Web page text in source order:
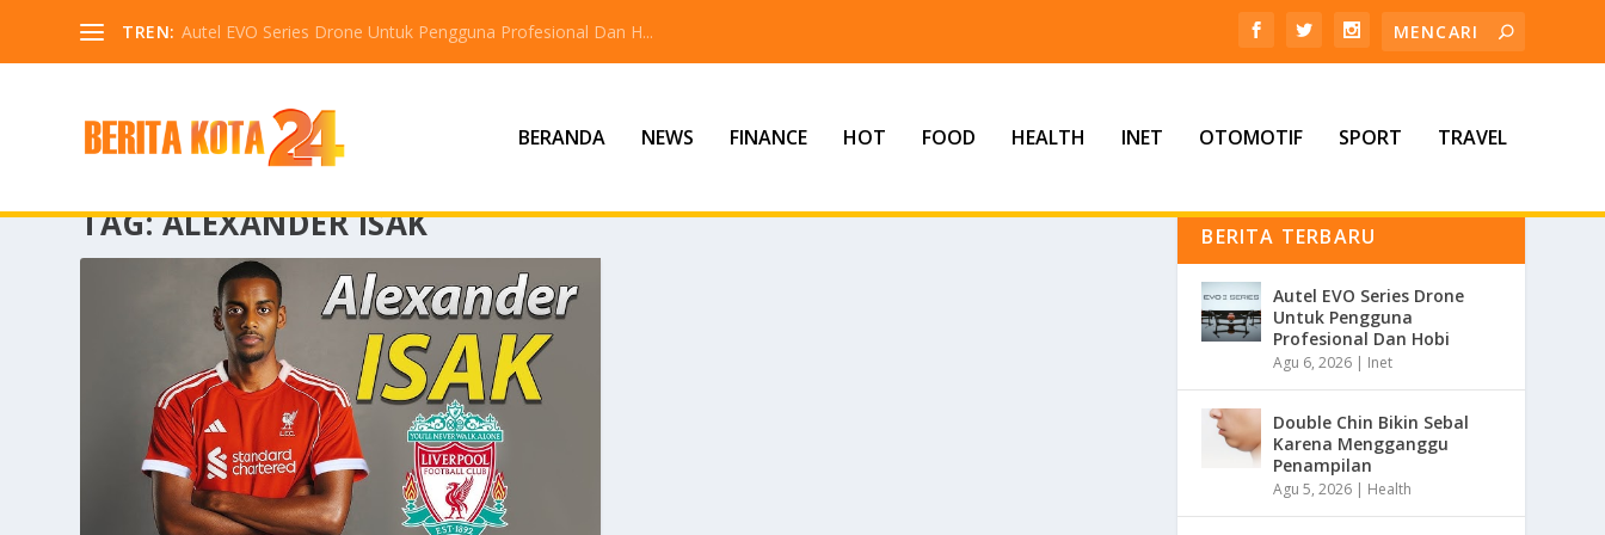
TREN: Autel EVO Series Drone Untuk Pengguna Profesional Dan H...
BERANDA NEWS FINANCE HOT FOOD HEALTH INET OTOMOTIF SPORT TRAVEL
TAG:ALEXANDER ISAK BERITA TERBARU
Autel EVO Series Drone
Untuk Pengguna
Profesional Dan Hobi
Agu 6, 2026 | Inet
Double Chin Bikin Sebal
Karena Mengganggu
Penampilan
Agu 5, 2026 | Health